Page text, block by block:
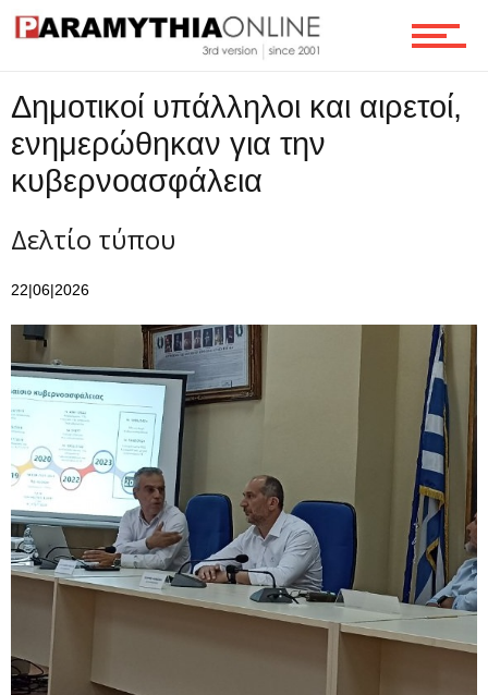
Δημοτικοί υπάλληλοι και αιρετοί,
ενημερώθηκαν για την
κυβερνοασφάλεια
Δελτίο τύπου
22|06|2026